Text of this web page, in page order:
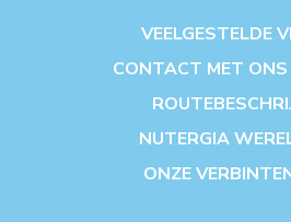
VEELGESTELDE
CONTACT MET ONS
NUTERGIA
ONZE